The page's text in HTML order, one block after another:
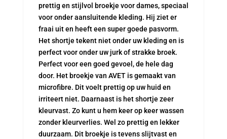
prettig en stijlvol broekje voor dames, speciaal
voor onder aansluitende kleding. Hij ziet er
fraai uit en heeft een super goede pasvorm.
Het shortje tekent niet onder uw kleding en is
perfect voor onder uw jurk of strakke broek.
Perfect voor een goed gevoel, de hele dag
door. Het broekje van AVET is gemaakt van
microfibre. Dit voelt prettig op uw huid en
irriteert niet. Daarnaast is het shortje zeer
kleurvast. Zo kunt u hem keer op keer wassen
zonder kleurverlies. Wel zo prettig en lekker
duurzaam. Dit broekje is tevens slijtvast en